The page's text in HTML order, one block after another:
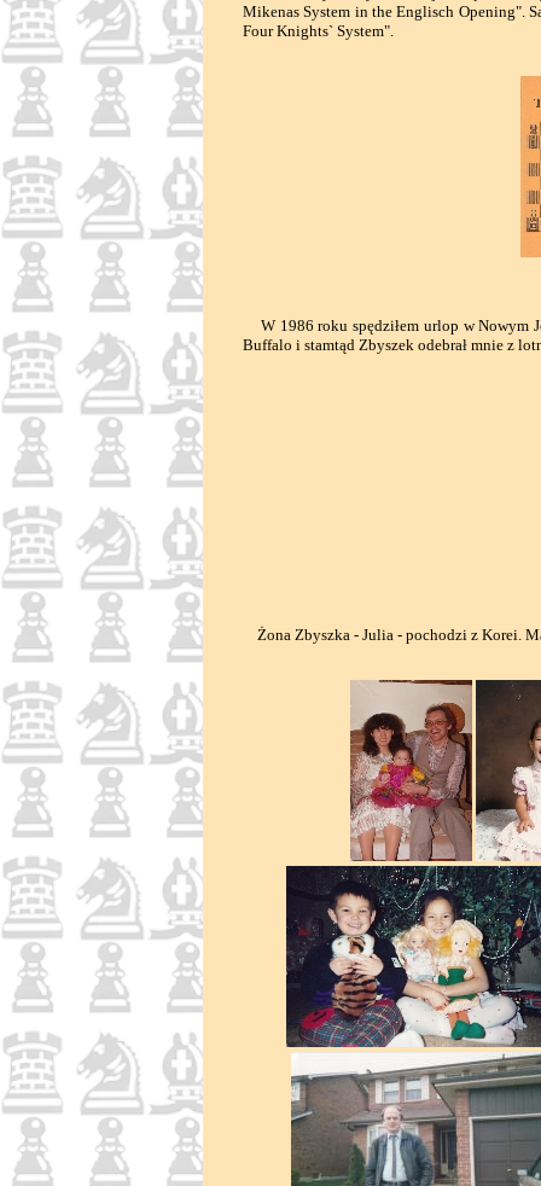
Mikenas System in the Englisch Opening".
Four Knights` System".
W 1986 roku spędziłem urlop w Nowym
Buffalo i stamtąd Zbyszek odebrał mnie z
Żona Zbyszka - Julia - pochodzi z Korei.